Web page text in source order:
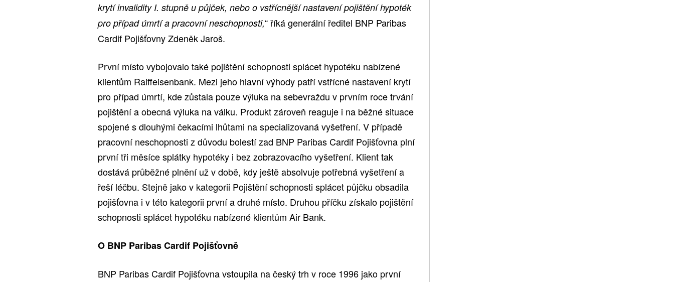
krytí invalidity I. stupně u půjček, nebo o vstřícnější nastavení pojištění hypoték
pro případ úmrtí a pracovní neschopnosti,“ říká generální ředitel BNP Paribas
Cardif Pojišťovny Zdeněk Jaroš.
První místo vybojovalo také pojištění schopnosti splácet hypotéku nabízené
klientům Raiffeisenbank. Mezi jeho hlavní výhody patří vstřícné nastavení krytí
pro případ úmrtí, kde zůstala pouze výluka na sebevraždu v prvním roce trvání
pojištění a obecná výluka na válku. Produkt zároveň reaguje i na běžné situace
spojené s dlouhými čekacími lhůtami na specializovaná vyšetření. V případě
pracovní neschopnosti z důvodu bolestí zad BNP Paribas Cardif Pojišťovna plní
první tři měsíce splátky hypotéky i bez zobrazovacího vyšetření. Klient tak
dostává průběžné plnění už v době, kdy ještě absolvuje potřebná vyšetření a
řeší léčbu. Stejně jako v kategorii Pojištění schopnosti splácet půjčku obsadila
pojišťovna i v této kategorii první a druhé místo. Druhou příčku získalo pojištění
schopnosti splácet hypotéku nabízené klientům Air Bank.
O BNP Paribas Cardif Pojišťovně
BNP Paribas Cardif Pojišťovna vstoupila na český trh v roce 1996 jako první